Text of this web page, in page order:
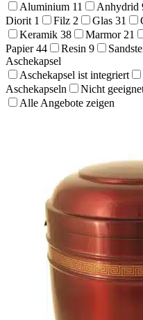
Aluminium 11 Anhydrid
Diorit 1 Filz 2 Glas 31
Keramik 38 Marmor 21
Papier44 Resin 9
Aschekapsel
Aschekapsel ist integriert
Aschekapseln
Nicht
Alle Angebote zeigen